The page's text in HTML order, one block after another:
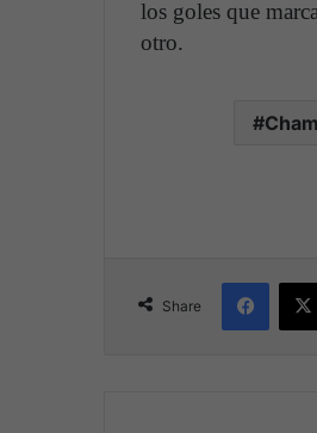
los goles que
otro.
Share